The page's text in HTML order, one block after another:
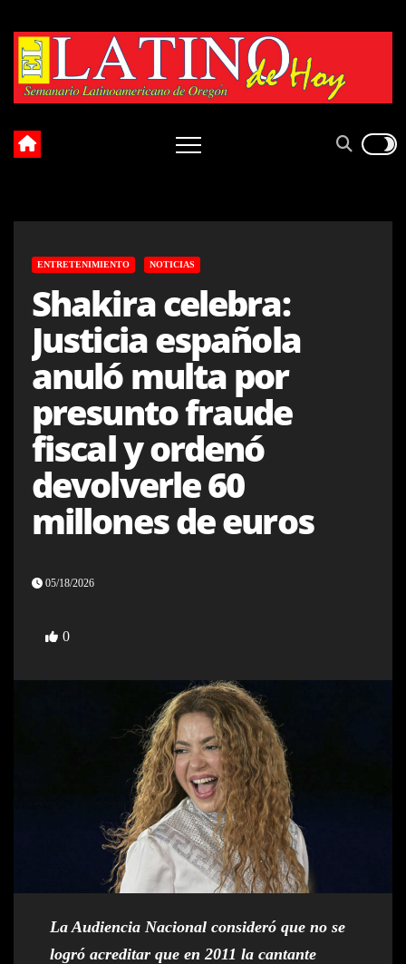
content
ENTRETENIMIENTO NOTICIAS
Shakira celebra:
Justicia española
anuló multa por
presunto fraude
fiscal y ordenó
devolverle 60
millones de euros
05/18/2026
0
La Audiencia Nacional consideró que no se
logró acreditar que en 2011 la cantante